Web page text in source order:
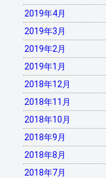
2019年4月
2019年3月
2019年2月
2019年1月
2018年12月
2018年11月
2018年10月
2018年9月
2018年8月
2018年7月